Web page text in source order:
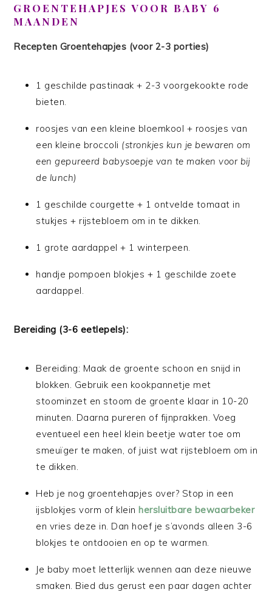
GROENTEHAPJES VOOR BABY 6
MAANDEN
Recepten Groentehapjes (voor 2-3 porties)
1 geschilde pastinaak + 2-3 voorgekookte rode
bieten.
roosjes van een kleine bloemkool + roosjes van
een kleine broccoli (stronkjes kun je bewaren om
een gepureerd babysoepje van te maken voor bij
de lunch)
1 geschilde courgette + 1 ontvelde tomaat in
stukjes + rijstebloem om in te dikken.
1 grote aardappel + 1 winterpeen.
handje pompoen blokjes + 1 geschilde zoete
aardappel.
Bereiding (3-6 eetlepels):
Bereiding: Maak de groente schoon en snijd in
blokken. Gebruik een kookpannetje met
stoominzet en stoom de groente klaar in 10-20
minuten. Daarna pureren of fijnprakken. Voeg
eventueel een heel klein beetje water toe om
smeuïger te maken, of juist wat rijstebloem om in
te dikken.
Heb je nog groentehapjes over? Stop in een
ijsblokjes vorm of kleinhersluitbare bewaarbeker
en vries deze in. Dan hoef je s’avonds alleen 3-6
blokjes te ontdooien en op te warmen.
Je baby moet letterlijk wennen aan deze nieuwe
smaken. Bied dus gerust een paar dagen achter